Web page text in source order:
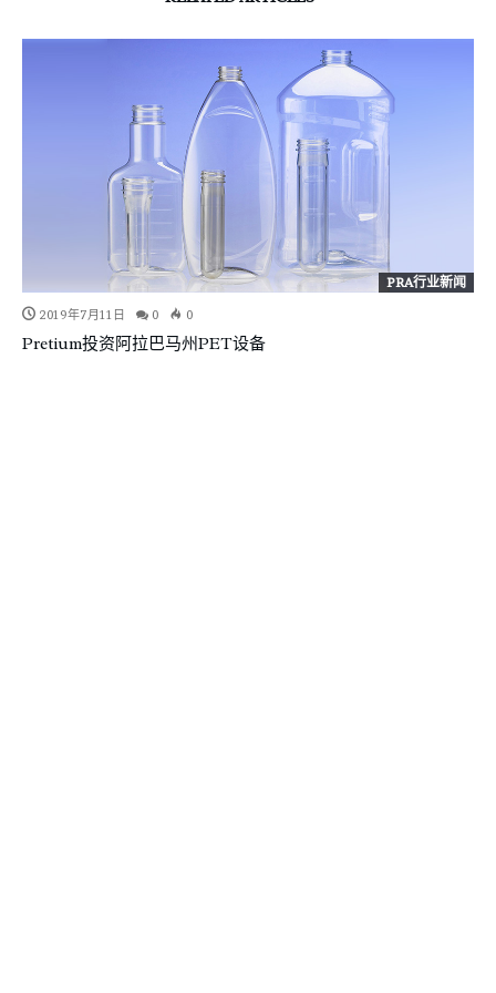
PRA行业新闻
2019年7月11日 0 0
Pretium投资阿拉巴马州PET设备